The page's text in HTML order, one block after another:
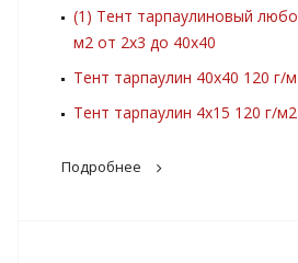
(1) Тент тарпаулиновый
м2 от 2х3 до 40х40
Тент тарпаулин 40х40 120 г/
Тент тарпаулин 4х15 120 г/м2
Подробнее